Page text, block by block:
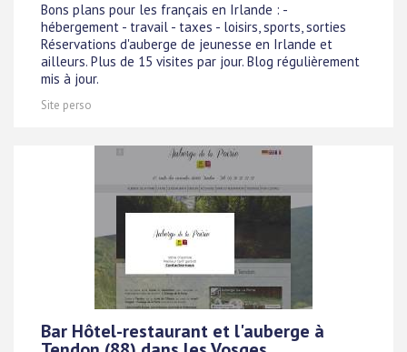
Bons plans pour les français en Irlande : -
hébergement - travail - taxes - loisirs, sports, sorties
Réservations d'auberge de jeunesse en Irlande et
ailleurs. Plus de 15 visites par jour. Blog régulièrement
mis à jour.
Site perso
Bar Hôtel-restaurant et l'auberge à